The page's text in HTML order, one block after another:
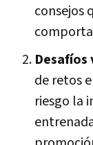
consejos
de retos
riesgo la